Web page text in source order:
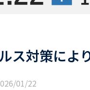
ス対策によ
01/22